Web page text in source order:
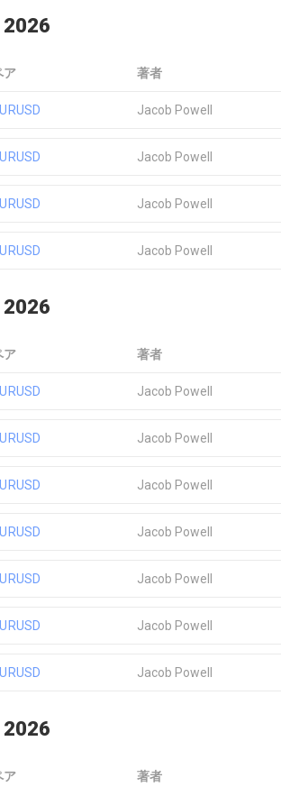
2026
ア 著者
Jacob Powell
Jacob Powell
Jacob Powell
Jacob Powell
2026
ア 著者
Jacob Powell
Jacob Powell
Jacob Powell
Jacob Powell
Jacob Powell
Jacob Powell
Jacob Powell
2026
ア 著者